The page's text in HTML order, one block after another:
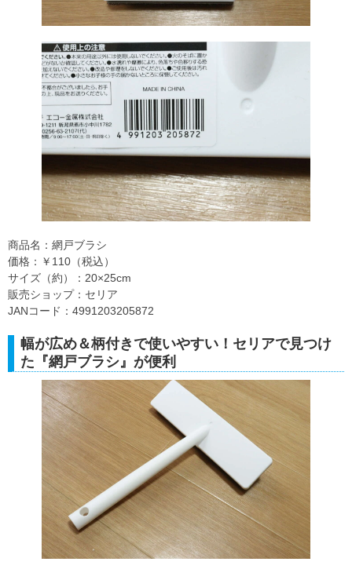
商品名：網戸ブラシ
価格：￥110（税込）
サイズ（約）：20×25cm
販売ショップ：セリア
JANコード：4991203205872
幅が広め＆柄付きで使いやすい！セリアで見つけ
た『網戸ブラシ』が便利